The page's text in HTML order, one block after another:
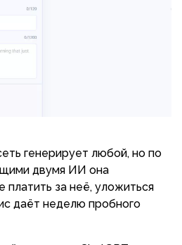
генерирует любой, но по
двумя ИИ она
платить за неё, уложиться
даёт неделю пробного